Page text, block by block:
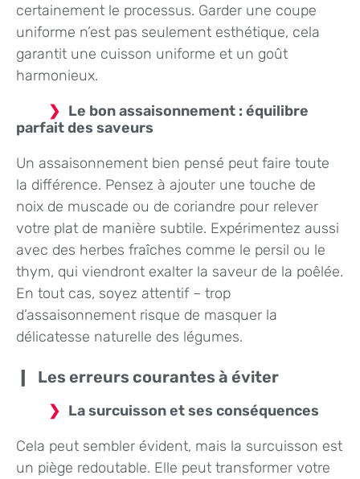
certainement le processus. Garder une coupe
uniforme n’est pas seulement esthétique, cela
garantit une cuisson uniforme et un goût
harmonieux.
Le bon assaisonnement : équilibre
parfait des saveurs
Un assaisonnement bien pensé peut faire toute
la différence. Pensez à ajouter une touche de
noix de muscade ou de coriandre pour relever
votre plat de manière subtile. Expérimentez aussi
avec des herbes fraîches comme le persil ou le
thym, qui viendront exalter la saveur de la poêlée.
En tout cas, soyez attentif – trop
d’assaisonnement risque de masquer la
délicatesse naturelle des légumes.
Les erreurs courantes à éviter
La surcuisson et ses conséquences
Cela peut sembler évident, mais la surcuisson est
un piège redoutable. Elle peut transformer votre